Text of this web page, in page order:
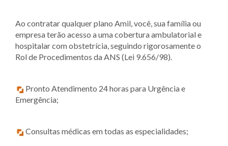
Ao contratar qualquer plano Amil, você, sua família ou
empresa terão acesso a uma cobertura ambulatorial e
hospitalar com obstetrícia, seguindo rigorosamente o
Rol de Procedimentos da ANS (Lei 9.656/98).
Pronto Atendimento 24 horas para Urgência e
Emergência;
Consultas médicas em todas as especialidades;